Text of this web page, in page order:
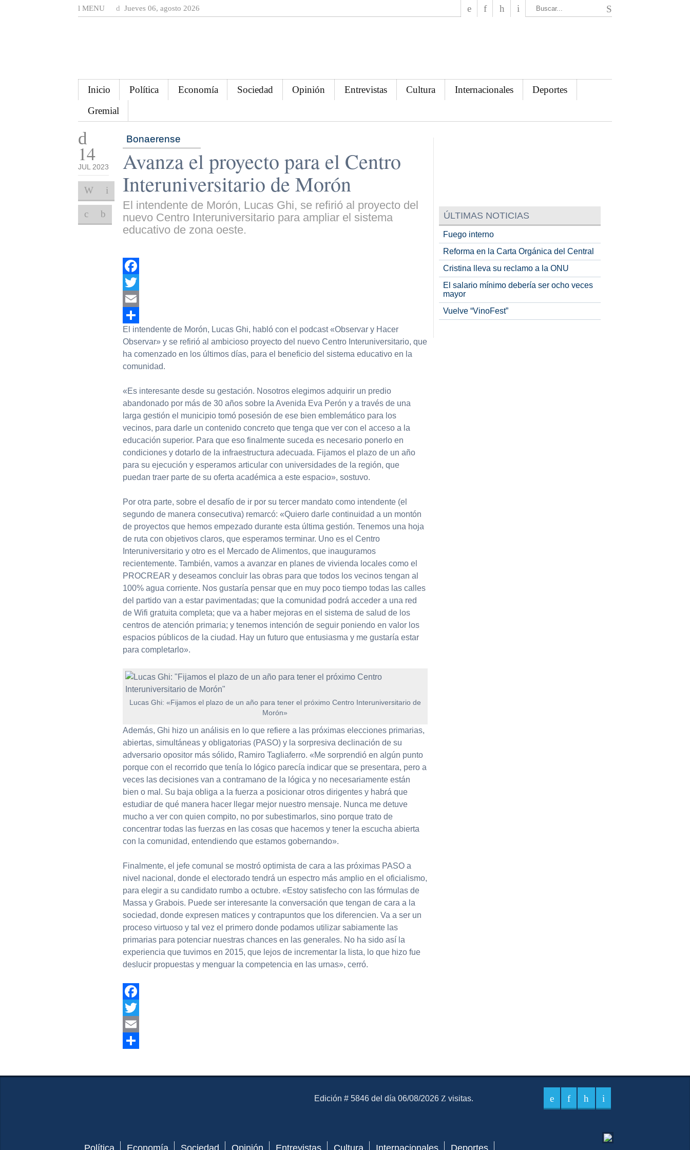
MENU Jueves 06, agosto 2026
Inicio Política Economía Sociedad Opinión Entrevistas Cultura Internacionales
Deportes
Gremial
14
JUL 2023
Bonaerense
Avanza el proyecto para el Centro
Interuniversitario de Morón
El intendente de Morón, Lucas Ghi, se refirió al proyecto del
nuevo Centro Interuniversitario para ampliar el sistema
educativo de zona oeste.
Facebook
Twitter
Email
Compartir
El intendente de Morón, Lucas Ghi, habló con el podcast «Observar y Hacer
Observar» y se refirió al ambicioso proyecto del nuevo Centro Interuniversitario, que
ha comenzado en los últimos días, para el beneficio del sistema educativo en la
comunidad.
«Es interesante desde su gestación. Nosotros elegimos adquirir un predio
abandonado por más de 30 años sobre la Avenida Eva Perón y a través de una
larga gestión el municipio tomó posesión de ese bien emblemático para los
vecinos, para darle un contenido concreto que tenga que ver con el acceso a la
educación superior. Para que eso finalmente suceda es necesario ponerlo en
condiciones y dotarlo de la infraestructura adecuada. Fijamos el plazo de un año
para su ejecución y esperamos articular con universidades de la región, que
puedan traer parte de su oferta académica a este espacio», sostuvo.
Por otra parte, sobre el desafío de ir por su tercer mandato como intendente (el
segundo de manera consecutiva) remarcó: «Quiero darle continuidad a un montón
de proyectos que hemos empezado durante esta última gestión. Tenemos una hoja
de ruta con objetivos claros, que esperamos terminar. Uno es el Centro
Interuniversitario y otro es el Mercado de Alimentos, que inauguramos
recientemente. También, vamos a avanzar en planes de vivienda locales como el
PROCREAR y deseamos concluir las obras para que todos los vecinos tengan al
100% agua corriente. Nos gustaría pensar que en muy poco tiempo todas las calles
del partido van a estar pavimentadas; que la comunidad podrá acceder a una red
de Wifi gratuita completa; que va a haber mejoras en el sistema de salud de los
centros de atención primaria; y tenemos intención de seguir poniendo en valor los
espacios públicos de la ciudad. Hay un futuro que entusiasma y me gustaría estar
para completarlo».
Lucas Ghi: «Fijamos el plazo de un año para tener el próximo Centro Interuniversitario de
Morón»
Además, Ghi hizo un análisis en lo que refiere a las próximas elecciones primarias,
abiertas, simultáneas y obligatorias (PASO) y la sorpresiva declinación de su
adversario opositor más sólido, Ramiro Tagliaferro. «Me sorprendió en algún punto
porque con el recorrido que tenía lo lógico parecía indicar que se presentara, pero a
veces las decisiones van a contramano de la lógica y no necesariamente están
bien o mal. Su baja obliga a la fuerza a posicionar otros dirigentes y habrá que
estudiar de qué manera hacer llegar mejor nuestro mensaje. Nunca me detuve
mucho a ver con quien compito, no por subestimarlos, sino porque trato de
concentrar todas las fuerzas en las cosas que hacemos y tener la escucha abierta
con la comunidad, entendiendo que estamos gobernando».
Finalmente, el jefe comunal se mostró optimista de cara a las próximas PASO a
nivel nacional, donde el electorado tendrá un espectro más amplio en el oficialismo,
para elegir a su candidato rumbo a octubre. «Estoy satisfecho con las fórmulas de
Massa y Grabois. Puede ser interesante la conversación que tengan de cara a la
sociedad, donde expresen matices y contrapuntos que los diferencien. Va a ser un
proceso virtuoso y tal vez el primero donde podamos utilizar sabiamente las
primarias para potenciar nuestras chances en las generales. No ha sido así la
experiencia que tuvimos en 2015, que lejos de incrementar la lista, lo que hizo fue
deslucir propuestas y menguar la competencia en las urnas», cerró.
Facebook
Twitter
Email
ÚLTIMAS NOTICIAS
Fuego interno
Reforma en la Carta Orgánica del Central
Cristina lleva su reclamo a la ONU
El salario mínimo debería ser ocho veces
mayor
Vuelve “VinoFest”
El Mensajero Diario
Edición # 5846 del día 06/08/2026 visitas.
Política Economía Sociedad Opinión Entrevistas Cultura Internacionales Deportes